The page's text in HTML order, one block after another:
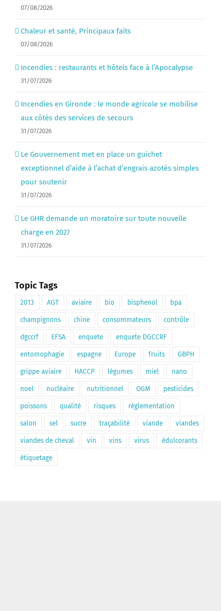
07/08/2026
Chaleur et santé, Principaux faits
07/08/2026
Incendies : restaurants et hôtels face à l’Apocalypse
31/07/2026
Incendies en Gironde : le monde agricole se mobilise
aux côtés des services de secours
31/07/2026
Le Gouvernement met en place un guichet
exceptionnel d’aide à l’achat d’engrais azotés simples
pour soutenir
31/07/2026
Le GHR demande un moratoire sur toute nouvelle
charge en 2027
31/07/2026
Topic Tags
2013 AGT aviaire bio bisphenol bpa
champignons chine consommateurs contrôle
dgccrf EFSA enquete enquete DGCCRF
entomophagie espagne Europe fruits GBPH
grippe aviaire HACCP légumes miel nano
noel nucléaire nutritionnel OGM pesticides
poissons qualité risques règlementation
salon sel sucre traçabilité viande viandes
viandes de cheval vin vins virus édulcorants
étiquetage